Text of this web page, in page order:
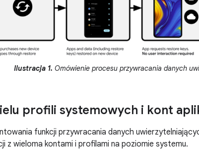
Ilustracja 1. Omówienie procesu przywracania danych
profili systemowych i kont
funkcji przywracania danych
z wieloma kontami i profilami na poziomie systemu.